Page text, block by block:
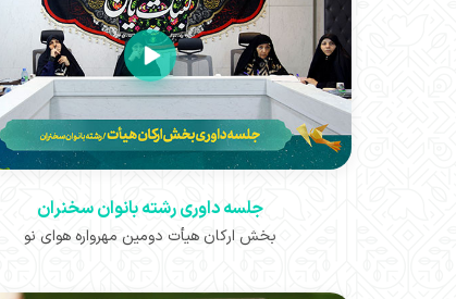
جلسه داوری رشته بانوان سخنران
بخش ارکان هیأت دومین مهرواره هوای نو